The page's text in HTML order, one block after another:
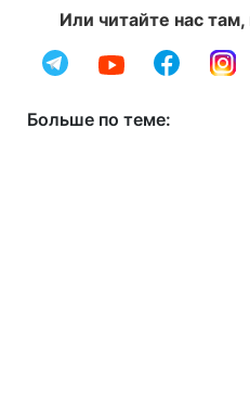
Или читайте нас
Больше по теме: